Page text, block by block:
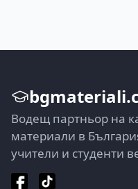
Водещ партньор на
материали в
учители и студенти